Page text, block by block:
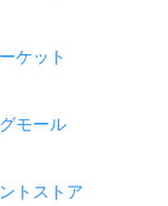
ケット
モール
トストア